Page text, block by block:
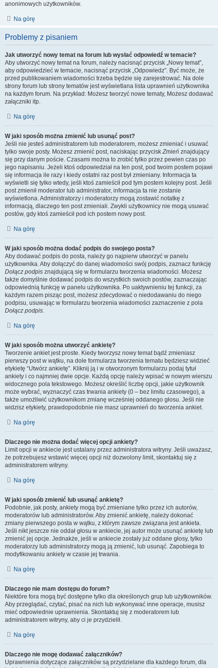
anonimowych użytkowników.
Na górę
Problemy z pisaniem
Jak utworzyć nowy temat na forum lub wysłać odpowiedź w temacie?
Aby utworzyć nowy temat na forum, należy nacisnąć przycisk „Nowy temat”,
aby odpowiedzieć w temacie, nacisnąć przycisk „Odpowiedz”. Być może, że
przed publikowaniem wiadomości trzeba będzie się zarejestrować. Na dole
strony forum lub strony tematów jest wyświetlana lista uprawnień użytkownika
na każdym forum. Na przykład: Możesz tworzyć nowe tematy, Możesz dodawać
załączniki itp.
Na górę
W jaki sposób można zmienić lub usunąć post?
Jeśli nie jesteś administratorem lub moderatorem, możesz zmieniać i usuwać
tylko swoje posty. Możesz zmienić post, naciskając przyciskZmień znajdujący
się przy danym poście. Czasami można to zrobić tylko przez pewien czas po
jego napisaniu. Jeżeli ktoś odpowiedział na ten post, pod twoim postem pojawi
się informacja ile razy i kiedy ostatni raz post był zmieniany. Informacja ta
wyświetli się tylko wtedy, jeśli ktoś zamieścił pod tym postem kolejny post. Jeśli
post zmienił moderator lub administrator, informacja ta nie zostanie
wyświetlona. Administratorzy i moderatorzy mogą zostawić notatkę z
informacją, dlaczego ten post zmieniali. Zwykli użytkownicy nie mogą usuwać
postów, gdy ktoś zamieścił pod ich postem nowy post.
Na górę
W jaki sposób można dodać podpis do swojego posta?
Aby dodawać podpis do posta, należy go najpierw utworzyć w panelu
użytkownika. Aby dołączyć do danej wiadomości swój podpis, zaznacz funkcję
Dołącz podpis znajdującą się w formularzu tworzenia wiadomości. Możesz
także domyślnie dodawać podpis do wszystkich swoich postów, zaznaczając
odpowiednią funkcję w panelu użytkownika. Po uaktywnieniu tej funkcji, za
każdym razem pisząc post, możesz zdecydować o niedodawaniu do niego
podpisu, usuwając w formularzu tworzenia wiadomości zaznaczenie z pola
Dołącz podpis.
Na górę
W jaki sposób można utworzyć ankietę?
Tworzenie ankiet jest proste. Kiedy tworzysz nowy temat bądź zmieniasz
pierwszy post w wątku, na dole formularza tworzenia tematu będziesz widzieć
etykietę “Utwórz ankietę”. Kliknij ją i w otworzonym formularzu podaj tytuł
ankiety i co najmniej dwie opcje. Każdą opcję należy wpisać w nowym wierszu
widocznego pola tekstowego. Możesz określić liczbę opcji, jakie użytkownik
może wybrać, wyznaczyć czas trwania ankiety (0 – bez limitu czasowego), a
także umożliwić użytkownikom zmianę wcześniej oddanego głosu. Jeśli nie
widzisz etykiety, prawdopodobnie nie masz uprawnień do tworzenia ankiet.
Na górę
Dlaczego nie można dodać więcej opcji ankiety?
Limit opcji w ankiecie jest ustalany przez administratora witryny. Jeśli uważasz,
że potrzebujesz wstawić więcej opcji niż dozwolony limit, skontaktuj się z
administratorem witryny.
Na górę
W jaki sposób zmienić lub usunąć ankietę?
Podobnie, jak posty, ankiety mogą być zmieniane tylko przez ich autorów,
moderatorów lub administratorów. Aby zmienić ankietę, należy dokonać
zmiany pierwszego posta w wątku, z którym zawsze związana jest ankieta.
Jeśli nikt jeszcze nie oddał głosu w ankiecie, jej autor może usunąć ankietę lub
zmienić jej opcje. Jednakże, jeśli w ankiecie zostały już oddane głosy, tylko
moderatorzy lub administratorzy mogą ją zmienić, lub usunąć. Zapobiega to
modyfikowaniu ankiety w czasie jej trwania.
Na górę
Dlaczego nie mam dostępu do forum?
Niektóre fora mogą być dostępne tylko dla określonych grup lub użytkowników.
Aby przeglądać, czytać, pisać na nich lub wykonywać inne operacje, musisz
mieć odpowiednie uprawnienia. Skontaktuj się z moderatorem lub
administratorem witryny, aby ci je przydzielił.
Na górę
Dlaczego nie mogę dodawać załączników?
Uprawnienia dotyczące załączników są przydzielane dla każdego forum, dla